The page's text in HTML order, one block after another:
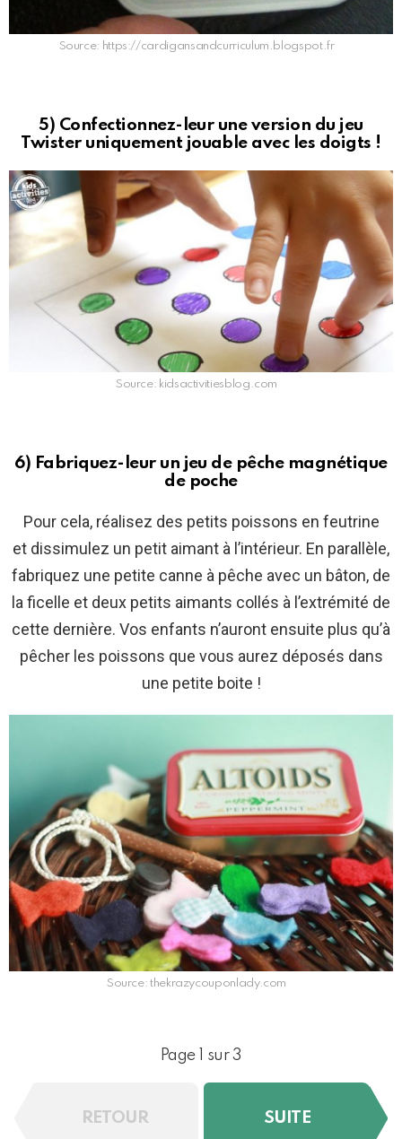
Source: https://cardigansandcurriculum.blogspot.fr
5) Confectionnez-leur une version du jeu
Twister uniquement jouable avec les doigts !
Source: kidsactivitiesblog.com
6) Fabriquez-leur un jeu de pêche magnétique
de poche
Pour cela, réalisez des petits poissons en feutrine
et dissimulez un petit aimant à l’intérieur. En parallèle,
fabriquez une petite canne à pêche avec un bâton, de
la ficelle et deux petits aimants collés à l’extrémité de
cette dernière. Vos enfants n’auront ensuite plus qu’à
pêcher les poissons que vous aurez déposés dans
une petite boite !
Source: thekrazycouponlady.com
Page 1 sur 3
RETOUR SUITE